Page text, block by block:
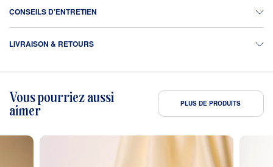
CONSEILS D’ENTRETIEN
LIVRAISON & RETOURS
Vous pourriez aussi
aimer
PLUS DE PRODUITS